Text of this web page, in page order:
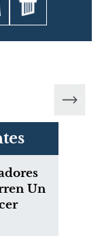
Un